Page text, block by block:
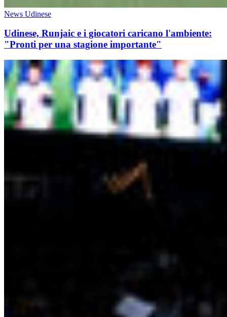
News Udinese
Udinese, Runjaic e i giocatori caricano l'ambiente:
"Pronti per una stagione importante"